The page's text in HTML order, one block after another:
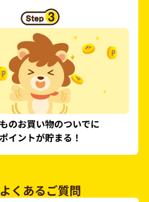
よくあるご質問